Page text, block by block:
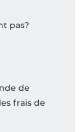
pas?
de
frais de